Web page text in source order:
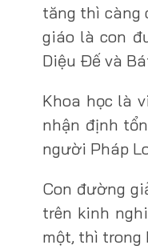
tăng thì càng
giáo là con
Diệu Ðế và
Khoa học là
nhận định
người Pháp
Con đường
trên kinh
một, thì trong